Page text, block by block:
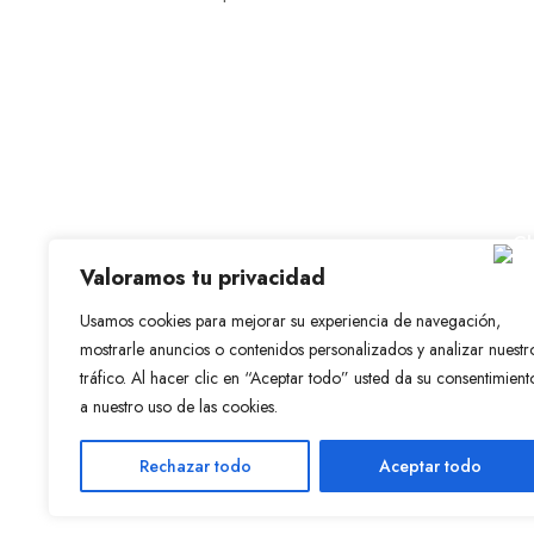
Valoramos tu privacidad
Usamos cookies para mejorar su experiencia de navegación,
mostrarle anuncios o contenidos personalizados y analizar
tráfico. Al hacer clic en “Aceptar todo” usted da su
a nuestro uso de las cookies.
Rechazar todo Aceptar todo
© 2023-2026 Disfraz Infantil - Valencia (España)
Grupo Arte Pesebre